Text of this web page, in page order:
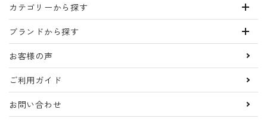
カテゴリーから探す
ブランドから探す
お客様の声
ご利用ガイド
お問い合わせ